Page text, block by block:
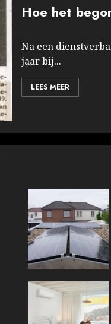
Hoe het
Na een
jaar bij...
LEES MEER